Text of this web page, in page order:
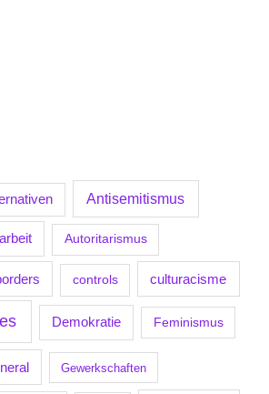
Antisemitismus
arbeit Autoritarismus
controls culturacisme
Demokratie Feminismus
Gewerkschaften